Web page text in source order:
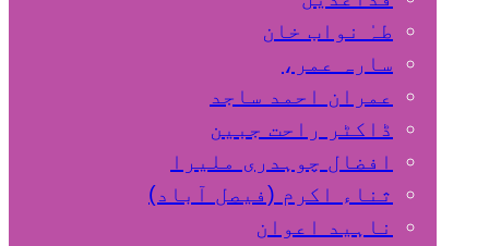
طہٰ نواب خان
سارہ عمر،
عمران احمد ساجد
ڈاکٹر راحت جبین
افضال چوہدری ملیرا
ثناء اکرم (فیصل آباد)
ناہید اعوان